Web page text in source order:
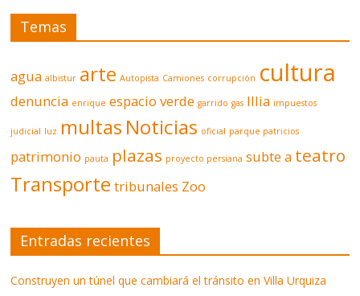
Temas
agua albistur arte Autopista Camiones corrupción cultura
denuncia enrique espacio verde garrido gas Illia impuestos
judicial luz multas Noticias oficial parque patricios
patrimonio pauta plazas proyecto persiana subte a teatro
Transporte tribunales Zoo
Entradas recientes
Construyen un túnel que cambiará el tránsito en Villa Urquiza